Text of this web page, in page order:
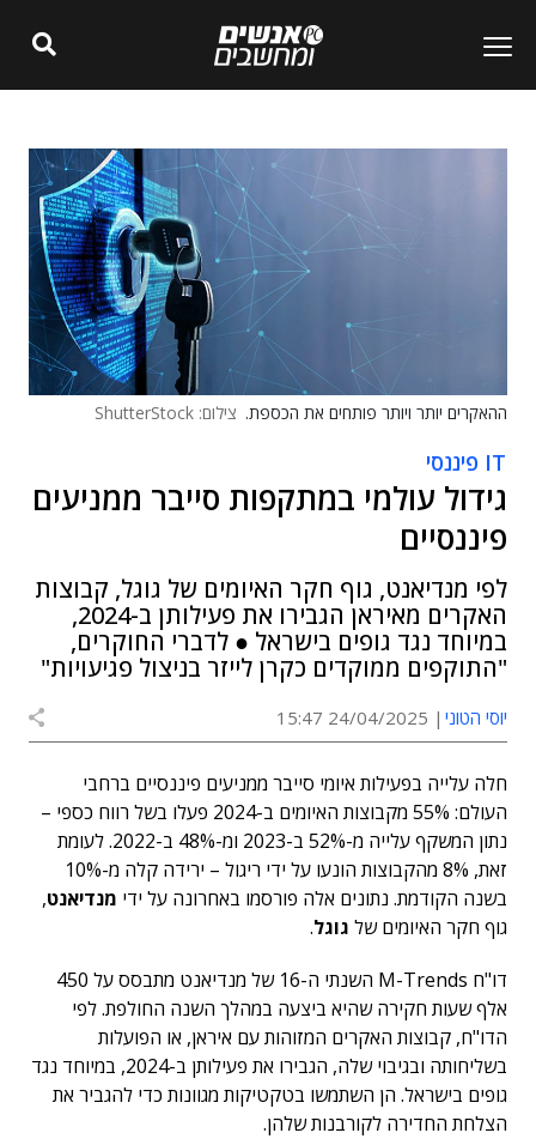
ההאקרים יותר ויותר פותחים את הכספת. צילום: ShutterStock
IT פיננסי
גידול עולמי במתקפות סייבר ממניעים
פיננסיים
לפי מנדיאנט, גוף חקר האיומים של גוגל, קבוצות
האקרים מאיראן הגבירו את פעילותן ב-2024,
במיוחד נגד גופים בישראל ● לדברי החוקרים,
"התוקפים ממוקדים כקרן לייזר בניצול פגיעויות"
יוסי הטוני 24/04/2025 15:47
חלה עלייה בפעילות איומי סייבר ממניעים פיננסיים ברחבי
העולם: 55% מקבוצות האיומים ב-2024 פעלו בשל רווח כספי –
נתון המשקף עלייה מ-52% ב-2023 ומ-48% ב-2022. לעומת
זאת, 8% מהקבוצות הונעו על ידי ריגול – ירידה קלה מ-10%
בשנה הקודמת. נתונים אלה פורסמו באחרונה על ידי מנדיאנט,
גוף חקר האיומים של גוגל.
דו"ח M-Trends השנתי ה-16 של מנדיאנט מתבסס על 450
אלף שעות חקירה שהיא ביצעה במהלך השנה החולפת. לפי
הדו"ח, קבוצות האקרים המזוהות עם איראן, או הפועלות
בשליחותה ובגיבוי שלה, הגבירו את פעילותן ב-2024, במיוחד נגד
גופים בישראל. הן השתמשו בטקטיקות מגוונות כדי להגביר את
הצלחת החדירה לקורבנות שלהן.